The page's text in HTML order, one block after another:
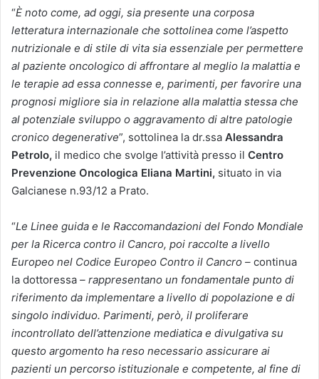
“È noto come, ad oggi, sia presente una corposa
letteratura internazionale che sottolinea come l’aspetto
nutrizionale e di stile di vita sia essenziale per permettere
al paziente oncologico di affrontare al meglio la malattia e
le terapie ad essa connesse e, parimenti, per favorire una
prognosi migliore sia in relazione alla malattia stessa che
al potenziale sviluppo o aggravamento di altre patologie
cronico degenerative”, sottolinea la dr.ssa Alessandra
Petrolo, il medico che svolge l’attività presso il Centro
Prevenzione Oncologica Eliana Martini, situato in via
Galcianese n.93/12 a Prato.
“Le Linee guida e le Raccomandazioni del Fondo Mondiale
per la Ricerca contro il Cancro, poi raccolte a livello
Europeo nel Codice Europeo Contro il Cancro – continua
la dottoressa – rappresentano un fondamentale punto di
riferimento da implementare a livello di popolazione e di
singolo individuo. Parimenti, però, il proliferare
incontrollato dell’attenzione mediatica e divulgativa su
questo argomento ha reso necessario assicurare ai
pazienti un percorso istituzionale e competente, al fine di